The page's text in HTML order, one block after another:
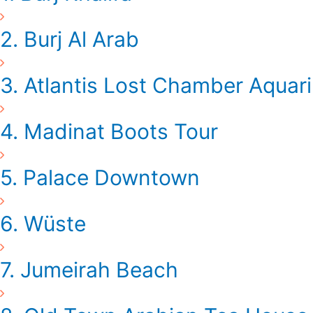
2. Burj Al Arab
3. Atlantis Lost Chamber
4. Madinat Boots Tour
5. Palace Downtown
6. Wüste
7. Jumeirah Beach